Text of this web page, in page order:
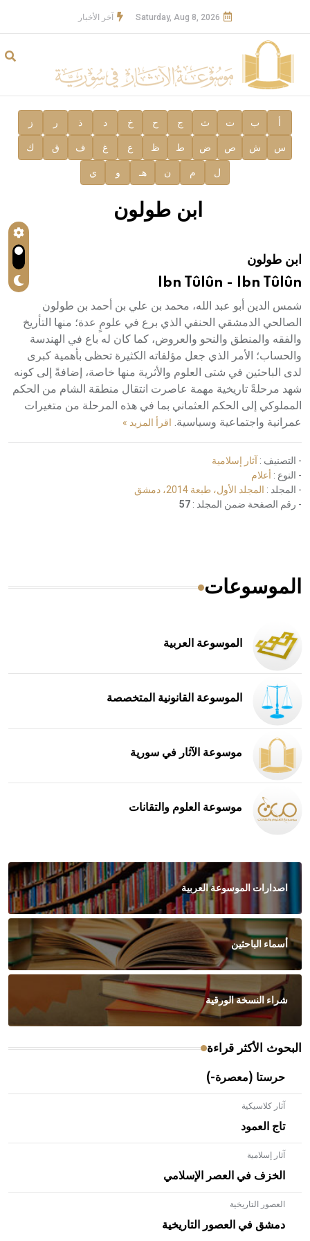
Saturday, Aug 8, 2026 آخر الأخبار
أ ب ت ث ج ح خ د ذ ر ز
س ش ص ض ط ظ ع غ ف ق ك
ل م ن هـ و ي
ابن طولون
ابن طولون
Ibn Tûlûn - Ibn Tûlûn
شمس الدين أبو عبد الله، محمد بن علي بن أحمد بن طولون
الصالحي الدمشقي الحنفي الذي برع في علومٍ عدة؛ منها التأريخ
والفقه والمنطق والنحو والعروض، كما كان له باع في الهندسة
والحساب؛ الأمر الذي جعل مؤلفاته الكثيرة تحظى بأهمية كبرى
لدى الباحثين في شتى العلوم والأثرية منها خاصة، إضافةً إلى كونه
شهد مرحلةً تاريخية مهمة عاصرت انتقال منطقة الشام من الحكم
المملوكي إلى الحكم العثماني بما في هذه المرحلة من متغيرات
عمرانية واجتماعية وسياسية. اقرأ المزيد »
- التصنيف : آثار إسلامية
- النوع : أعلام
- المجلد : المجلد الأول، طبعة 2014، دمشق
- رقم الصفحة ضمن المجلد : 57
الموسوعات
الموسوعة العربية
الموسوعة القانونية المتخصصة
موسوعة الآثار في سورية
موسوعة العلوم والتقانات
اصدارات الموسوعة العربية
أسماء الباحثين
شراء النسخة الورقية
البحوث الأكثر قراءة
حرستا (معصرة-)
آثار كلاسيكية
تاج العمود
آثار إسلامية
الخزف في العصر الإسلامي
العصور التاريخية
دمشق في العصور التاريخية
- هل تعلم أن الأبلق نوع من الفنون الهندسية التي ارتبطت
بالعمارة الإسلامية في بلاد الشام ومصر خاصة، حيث يحرص
المعمار على بناء مداميكه وخاصة في الواجهات